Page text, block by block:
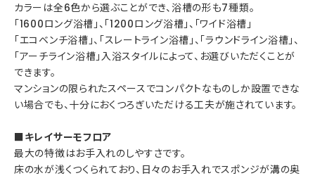
カラーは全6色から選ぶことができ、浴槽の形も7種類。
「1600ロング浴槽」、「1200ロング浴槽」、「ワイド浴槽」
「エコベンチ浴槽」、「スレートライン浴槽」、「ラウンドライン浴槽」、
「アーチライン浴槽」入浴スタイルによって、お選びいただくことが
できます。
マンションの限られたスペースでコンパクトなものしか設置できな
い場合でも、十分におくつろぎいただける工夫が施されています。
■キレイサーモフロア
最大の特徴はお手入れのしやすさです。
床の水が浅くつくられており、日々のお手入れでスポンジが溝の奥